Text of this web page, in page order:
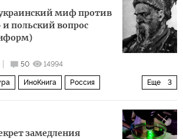
украинский миф против
и польский вопрос
50 14994
Еще 3
ИноКнига Россия
замедления